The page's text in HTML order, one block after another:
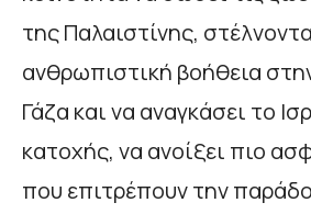
της Παλαιστίνης,
ανθρωπιστική βοήθεια
Γάζα και να αναγκάσει το
κατοχής, να ανοίξει πιο
που επιτρέπουν την